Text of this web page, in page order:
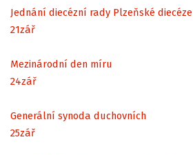
Jednání diecézní rady Plzeňské diecéze
21zář
Mezinárodní den míru
24zář
Generální synoda duchovních
25zář